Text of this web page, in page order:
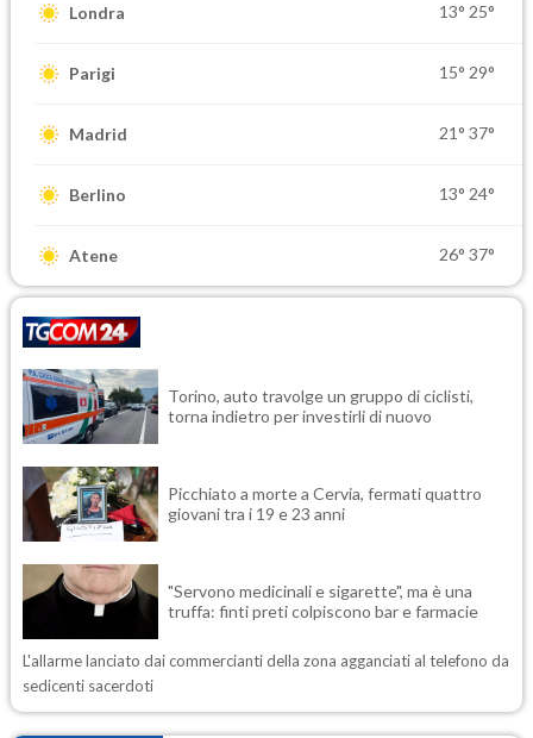
Londra 13° 25°
Parigi 15° 29°
Madrid 21° 37°
Berlino 13° 24°
Atene 26° 37°
Torino, auto travolge un gruppo di ciclisti,
torna indietro per investirli di nuovo
Picchiato a morte a Cervia, fermati quattro
giovani tra i 19 e 23 anni
"Servono medicinali e sigarette", ma è una
truffa: finti preti colpiscono bar e farmacie
L'allarme lanciato dai commercianti della zona agganciati al telefono da
sedicenti sacerdoti